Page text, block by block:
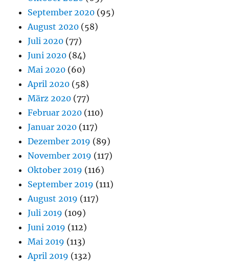
September 2020 (95)
August 2020 (58)
Juli 2020 (77)
Juni 2020 (84)
Mai 2020 (60)
April 2020 (58)
März 2020 (77)
Februar 2020 (110)
Januar 2020 (117)
Dezember 2019 (89)
November 2019 (117)
Oktober 2019 (116)
September 2019 (111)
August 2019 (117)
Juli 2019 (109)
Juni 2019 (112)
Mai 2019 (113)
April 2019 (132)